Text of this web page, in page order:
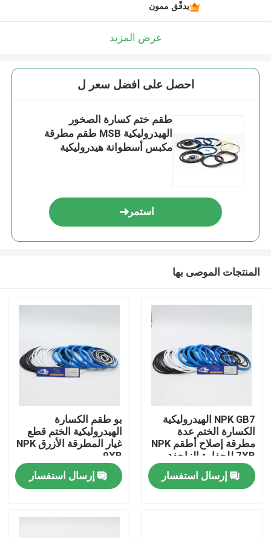
منزل
يدقّق ممون
عرض المزيد
احصل على افضل سعر ل
طقم ختم كسارة الصخور
الهيدروليكية MSB طقم مطرقة
مكبس أسطوانة هيدروليكية
استمر
المنتجات الموصى بها
NPK GB7 الهيدروليكية
الكسارة الختم عدة
مطرقة إصلاح أطقم NPK
7XB للحفارة الزاحفة
إرسال استفسار
بو طقم الكسارة
الهيدروليكية الختم قطع
غيار المطرقة الأزرق NPK
9XB
إرسال استفسار